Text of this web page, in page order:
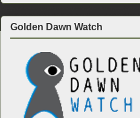
Golden Dawn Watch